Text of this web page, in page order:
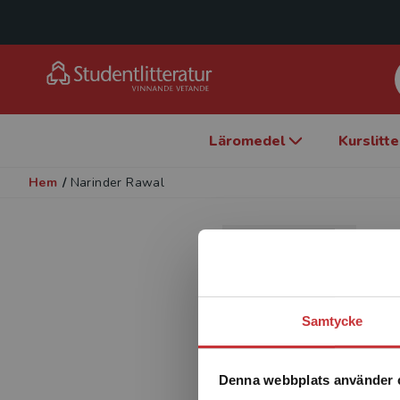
Samtycke
Denna webbplats använder
Läromedel
Hem / Narinder Rawal